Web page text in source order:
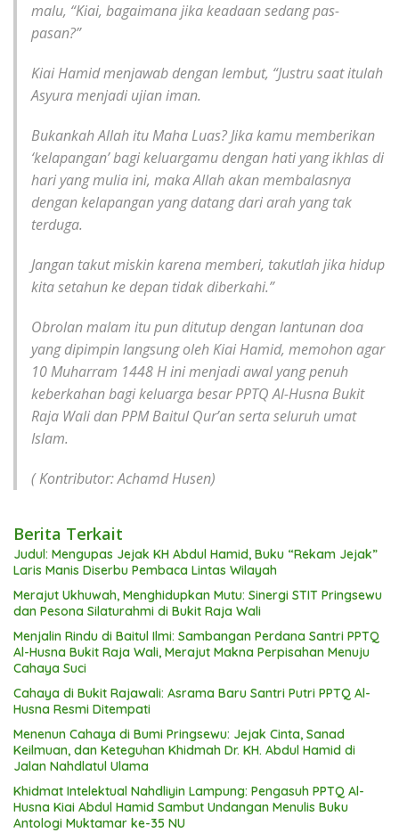
malu, “Kiai, bagaimana jika keadaan sedang pas-
pasan?”
Kiai Hamid menjawab dengan lembut, “Justru saat itulah
Asyura menjadi ujian iman.
Bukankah Allah itu Maha Luas? Jika kamu memberikan
‘kelapangan’ bagi keluargamu dengan hati yang ikhlas di
hari yang mulia ini, maka Allah akan membalasnya
dengan kelapangan yang datang dari arah yang tak
terduga.
Jangan takut miskin karena memberi, takutlah jika hidup
kita setahun ke depan tidak diberkahi.”
Obrolan malam itu pun ditutup dengan lantunan doa
yang dipimpin langsung oleh Kiai Hamid, memohon agar
10 Muharram 1448 H ini menjadi awal yang penuh
keberkahan bagi keluarga besar PPTQ Al-Husna Bukit
Raja Wali dan PPM Baitul Qur’an serta seluruh umat
Islam.
( Kontributor: Achamd Husen)
Berita Terkait
Judul: Mengupas Jejak KH Abdul Hamid, Buku “Rekam Jejak”
Laris Manis Diserbu Pembaca Lintas Wilayah
Merajut Ukhuwah, Menghidupkan Mutu: Sinergi STIT Pringsewu
dan Pesona Silaturahmi di Bukit Raja Wali
Menjalin Rindu di Baitul Ilmi: Sambangan Perdana Santri PPTQ
Al-Husna Bukit Raja Wali, Merajut Makna Perpisahan Menuju
Cahaya Suci
Cahaya di Bukit Rajawali: Asrama Baru Santri Putri PPTQ Al-
Husna Resmi Ditempati
Menenun Cahaya di Bumi Pringsewu: Jejak Cinta, Sanad
Keilmuan, dan Keteguhan Khidmah Dr. KH. Abdul Hamid di
Jalan Nahdlatul Ulama
Khidmat Intelektual Nahdliyin Lampung: Pengasuh PPTQ Al-
Husna Kiai Abdul Hamid Sambut Undangan Menulis Buku
Antologi Muktamar ke-35 NU